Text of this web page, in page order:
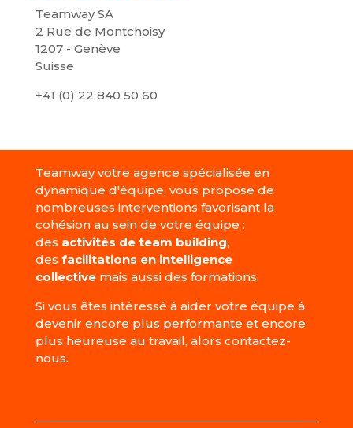
Teamway SA
2 Rue de Montchoisy
1207 - Genève
Suisse
+41 (0) 22 840 50 60
Teamway votre agence spécialisée en
dynamique d'équipe, vous propose de
nombreuses interventions favorisant la
cohésion au sein de votre équipe :
des activités de team building,
des facilitations en intelligence
collectivemais aussi des formations.
Si vous êtes intéressé à aider votre équipe à
devenir encore plus performante et encore
plus heureuse au travail, alors contactez-
nous.